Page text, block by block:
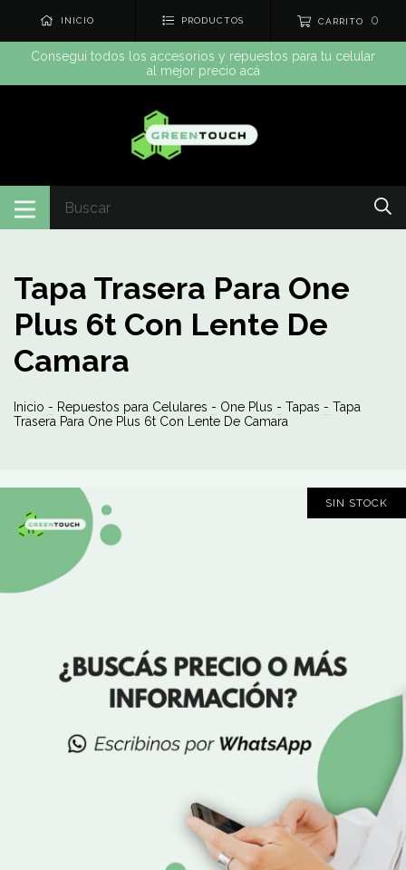
INICIO PRODUCTOS CARRITO 0
Conseguí todos los accesorios y repuestos para tu celular
al mejor precio acá
Tapa Trasera Para One
Plus 6t Con Lente De
Camara
Inicio - Repuestos para Celulares - One Plus - Tapas - Tapa
Trasera Para One Plus 6t Con Lente De Camara
SIN STOCK